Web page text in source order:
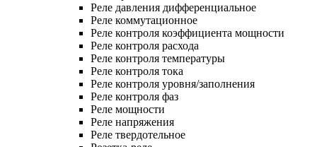
Реле давления дифференциальное
Реле коммутационное
Реле контроля коэффициента мощности
Реле контроля расхода
Реле контроля температуры
Реле контроля тока
Реле контроля уровня/заполнения
Реле контроля фаз
Реле мощности
Реле напряжения
Реле твердотельное